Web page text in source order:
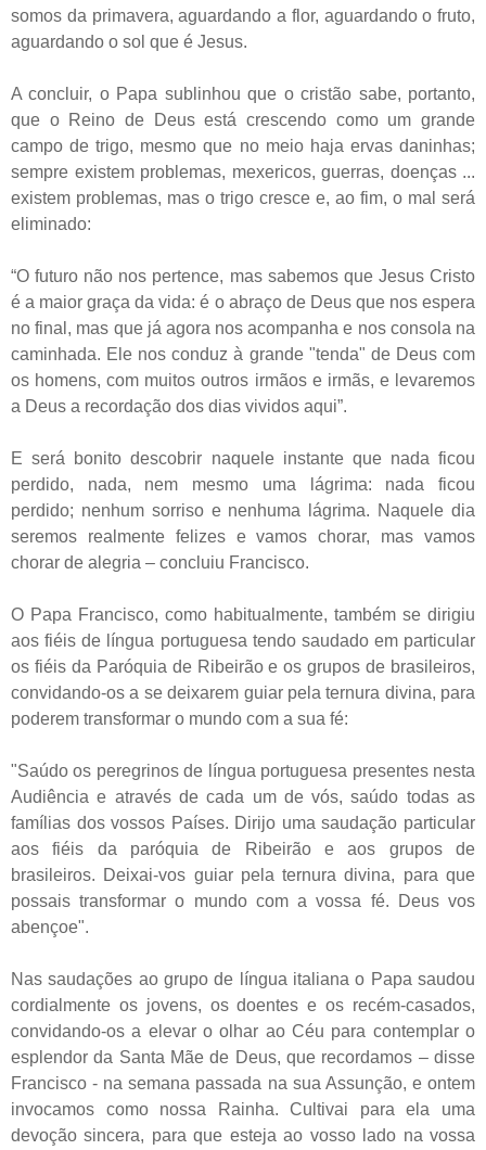
somos da primavera, aguardando a flor, aguardando o fruto,
aguardando o sol que é Jesus.
A concluir, o Papa sublinhou que o cristão sabe, portanto,
que o Reino de Deus está crescendo como um grande
campo de trigo, mesmo que no meio haja ervas daninhas;
sempre existem problemas, mexericos, guerras, doenças ...
existem problemas, mas o trigo cresce e, ao fim, o mal será
eliminado:
“O futuro não nos pertence, mas sabemos que Jesus Cristo
é a maior graça da vida: é o abraço de Deus que nos espera
no final, mas que já agora nos acompanha e nos consola na
caminhada. Ele nos conduz à grande "tenda" de Deus com
os homens, com muitos outros irmãos e irmãs, e levaremos
a Deus a recordação dos dias vividos aqui”.
E será bonito descobrir naquele instante que nada ficou
perdido, nada, nem mesmo uma lágrima: nada ficou
perdido; nenhum sorriso e nenhuma lágrima. Naquele dia
seremos realmente felizes e vamos chorar, mas vamos
chorar de alegria – concluiu Francisco.
O Papa Francisco, como habitualmente, também se dirigiu
aos fiéis de língua portuguesa tendo saudado em particular
os fiéis da Paróquia de Ribeirão e os grupos de brasileiros,
convidando-os a se deixarem guiar pela ternura divina, para
poderem transformar o mundo com a sua fé:
"Saúdo os peregrinos de língua portuguesa presentes nesta
Audiência e através de cada um de vós, saúdo todas as
famílias dos vossos Países. Dirijo uma saudação particular
aos fiéis da paróquia de Ribeirão e aos grupos de
brasileiros. Deixai-vos guiar pela ternura divina, para que
possais transformar o mundo com a vossa fé. Deus vos
abençoe".
Nas saudações ao grupo de língua italiana o Papa saudou
cordialmente os jovens, os doentes e os recém-casados,
convidando-os a elevar o olhar ao Céu para contemplar o
esplendor da Santa Mãe de Deus, que recordamos – disse
Francisco - na semana passada na sua Assunção, e ontem
invocamos como nossa Rainha. Cultivai para ela uma
devoção sincera, para que esteja ao vosso lado na vossa